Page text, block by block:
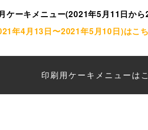
ケーキメニュー(2021年5月11日か
年4月13日〜2021年5月10日)はこ
印刷用ケーキメニューは